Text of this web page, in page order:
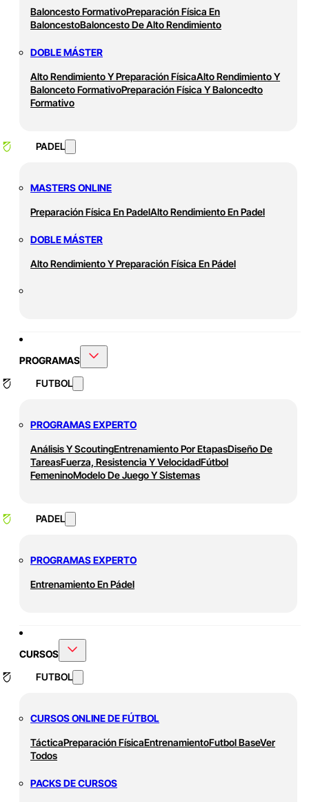
Baloncesto FormativoPreparación Física En
BaloncestoBaloncesto De Alto Rendimiento
DOBLE MÁSTER
Alto Rendimiento Y Preparación FísicaAlto Rendimiento Y
Balonceto FormativoPreparación Física Y Baloncedto
Formativo
PADEL
MASTERS ONLINE
Preparación Física En PadelAlto Rendimiento En Padel
DOBLE MÁSTER
Alto Rendimiento Y Preparación Física En Pádel
PROGRAMAS
FUTBOL
PROGRAMAS EXPERTO
Análisis Y ScoutingEntrenamiento Por EtapasDiseño De
TareasFuerza, Resistencia Y VelocidadFútbol
FemeninoModelo De Juego Y Sistemas
PADEL
PROGRAMAS EXPERTO
Entrenamiento En Pádel
CURSOS
FUTBOL
CURSOS ONLINE DE FÚTBOL
TácticaPreparación FísicaEntrenamientoFutbol BaseVer
Todos
PACKS DE CURSOS